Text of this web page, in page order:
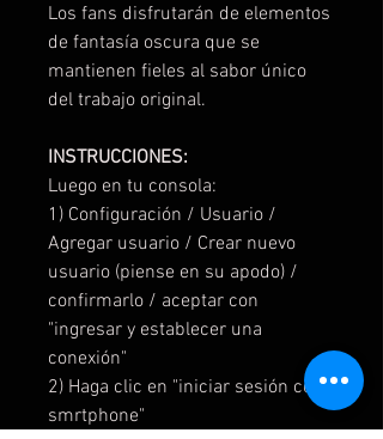
Los fans disfrutarán de elementos
de fantasía oscura que se
mantienen fieles al sabor único
del trabajo original.
INSTRUCCIONES:
Luego en tu consola:
1) Configuración / Usuario /
Agregar usuario / Crear nuevo
usuario (piense en su apodo) /
confirmarlo / aceptar con
"ingresar y establecer una
conexión"
2) Haga clic en "iniciar sesión con
smrtphone"